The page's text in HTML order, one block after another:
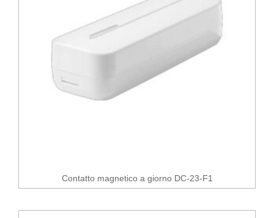
Contatto magnetico a giorno DC-23-F1